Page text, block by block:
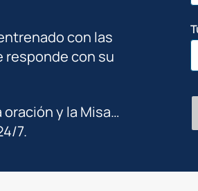
con las
responde con su
y la Misa…
7.